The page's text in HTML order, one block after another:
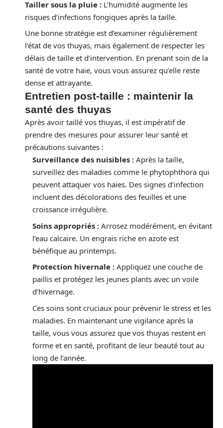
Tailler sous la pluie : L’humidité augmente les
risques d’infections fongiques après la taille.
Une bonne stratégie est d’examiner régulièrement
l’état de vos thuyas, mais également de respecter les
délais de taille et d’intervention. En prenant soin de la
santé de votre haie, vous vous assurez qu’elle reste
dense et attrayante.
Entretien post-taille : maintenir la
santé des thuyas
Après avoir taillé vos thuyas, il est impératif de
prendre des mesures pour assurer leur santé et
précautions suivantes :
Surveillance des nuisibles : Après la taille,
surveillez des maladies comme le phytophthora qui
peuvent attaquer vos haies. Des signes d’infection
incluent des décolorations des feuilles et une
croissance irrégulière.
Soins appropriés : Arrosez modérément, en évitant
l’eau calcaire. Un engrais riche en azote est
bénéfique au printemps.
Protection hivernale : Appliquez une couche de
paillis et protégez les jeunes plants avec un voile
d’hivernage.
Ces soins sont cruciaux pour prévenir le stress et les
maladies. En maintenant une vigilance après la
taille, vous vous assurez que vos thuyas restent en
forme et en santé, profitant de leur beauté tout au
long de l’année.